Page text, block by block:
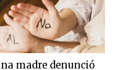
madre denunció